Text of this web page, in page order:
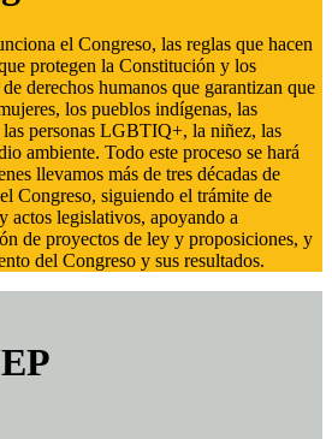
el Congreso, las reglas que hacen
protegen la Constitución y los
derechos humanos que garantizan que
los pueblos indígenas, las
las personas LGBTIQ+, la niñez, las
ambiente. Todo este proceso se hará
llevamos más de tres décadas de
Congreso, siguiendo el trámite de
actos legislativos, apoyando a
de proyectos de ley y proposiciones, y
del Congreso y sus resultados.